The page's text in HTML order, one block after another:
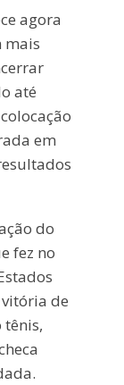
agora
mais
até
em
do
fez no
de